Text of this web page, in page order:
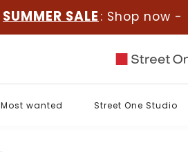
SUMMER SALE : Shop now -
Most wanted Street One Studio